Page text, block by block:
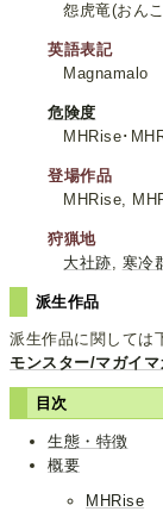
怨虎竜(おん
英語表記
Magnamalo
危険度
MHRise･
登場作品
MHRise,
狩猟地
大社跡, 寒冷
派生作品
派生作品に関しては
モンスター/マガイ
目次
生態・特徴
概要
MHRise